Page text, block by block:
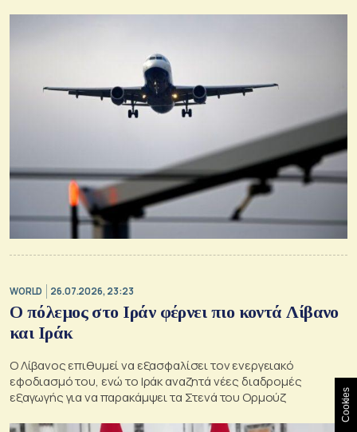
WORLD 26.07.2026, 23:23
Ο πόλεμος στο Ιράν φέρνει πιο κοντά Λίβανο
και Ιράκ
Ο Λίβανος επιθυμεί να εξασφαλίσει τον ενεργειακό
εφοδιασμό του, ενώ το Ιράκ αναζητά νέες διαδρομές
εξαγωγής για να παρακάμψει τα Στενά του Ορμούζ
Cookies